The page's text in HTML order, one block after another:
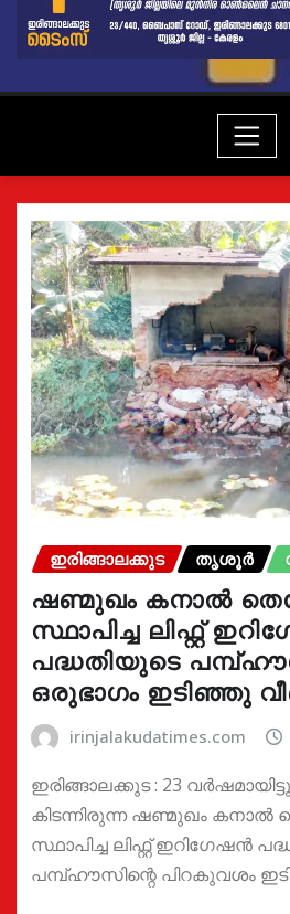
ഇരിങ്ങാലക്കുട തൃശൂർ
ഷണ്മുഖം കനാല്‍
സ്ഥാപിച്ച ലിഫ്റ്റ്
പദ്ധതിയുടെ
ഒരുഭാഗം ഇടിഞ്ഞു
irinjalakudatimes.com
ഇരിങ്ങാലക്കുട : 23
കിടന്നിരുന്ന ഷണ്മുഖം കനാല്‍
സ്ഥാപിച്ച ലിഫ്റ്റ് ഇറിഗേഷന്‍
പമ്പ്ഹൗസിന്റെ പിറകുവശം